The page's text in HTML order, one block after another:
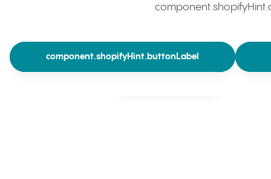
Zgodnie z danymi przeglądarki, używasz
component.shopifyHint.buttonLabel